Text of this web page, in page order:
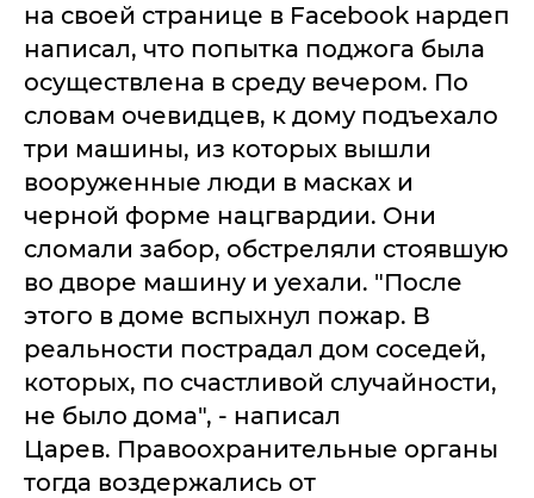
на своей странице в Facebook нардеп
написал, что попытка поджога была
осуществлена в среду вечером. По
словам очевидцев, к дому подъехало
три машины, из которых вышли
вооруженные люди в масках и
черной форме нацгвардии. Они
сломали забор, обстреляли стоявшую
во дворе машину и уехали. "После
этого в доме вспыхнул пожар. В
реальности пострадал дом соседей,
которых, по счастливой случайности,
не было дома", - написал
Царев. Правоохранительные органы
тогда воздержались от